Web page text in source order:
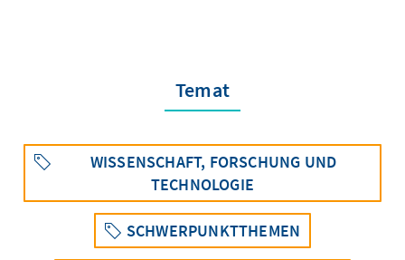
Temat
WISSENSCHAFT, FORSCHUNG UND
TECHNOLOGIE
SCHWERPUNKTTHEMEN